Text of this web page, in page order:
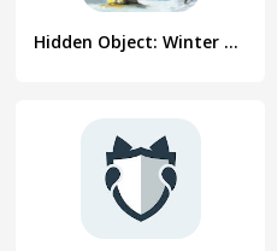
Hidden Object: Winter Wonder